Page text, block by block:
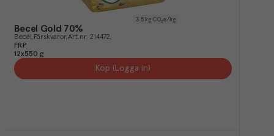
3.5 kg CO₂e/kg
Becel Gold 70%
Becel Färskvaror Art.nr. 214472
FRP
12x550 g
Köp (Logga in)